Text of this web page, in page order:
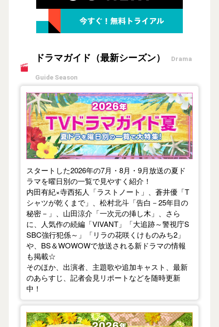
ドラマガイド（最新シーズン） Drama
Guide Season
【2026年夏】TVドラマガイド
スタートした2026年の7月・8月・9月放送の夏ド
ラマを曜日別の一覧で見やすく紹介！
内田有紀×寺西拓人「ラストノート」、蒼井優「T
シャツが乾くまで」、松村北斗「告白－25年目の
秘密－」、山田涼介「一次元の挿し木」、さら
に、人気作の続編「VIVANT」「大追跡～警視庁S
SBC強行犯係～」「リラの花咲くけものみち2」
や、BS＆WOWOWで放送される新ドラマの情報
も掲載☆
そのほか、出演者、主題歌や追加キャスト、最新
のあらすじ、記者会見リポートなどを随時更新
中！
【2026年春】TVドラマガイド